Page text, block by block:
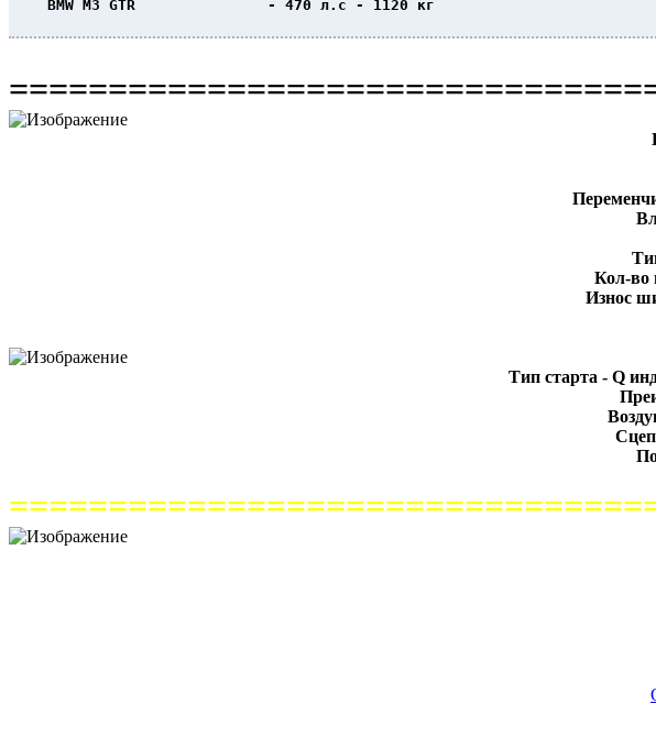
BMW M3 GTR               - 470 л.с - 1120 кг
Кол-во
Износ
Тип старта - Q